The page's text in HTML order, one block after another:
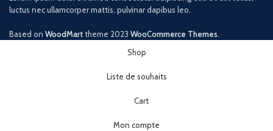
luctus nec ullamcorper mattis, pulvinar dapibus leo.
Based on WoodMarttheme 2023 WooCommerce Themes.
Shop
Liste de souhaits
Cart
Mon compte